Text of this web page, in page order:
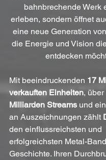
bahnbrechende Werk
erleben, sondern öffnet
eine neue Generation
die Energie und Vision
entdecken
Mit beeindruckenden 17
verkauften Einheiten, über
Milliarden Streams und
an Auszeichnungen zählt
den einflussreichsten und
erfolgreichsten Metal-
Geschichte. Ihren